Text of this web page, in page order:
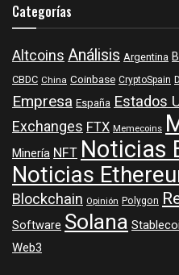
Categorías
Altcoins Análisis Argentina
CBDC China Coinbase CryptoSpain
Empresa España Estados
Exchanges FTX Memecoins
MineríaNFTNoticias
Noticias
Blockchain Opinión Polygon
Software Solana
Web3